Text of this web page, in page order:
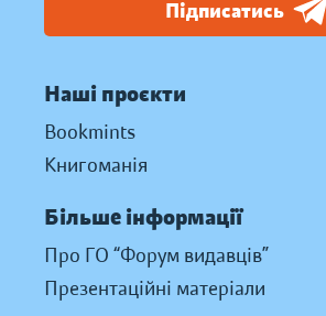
Підписатись
Наші проєкти
Bookmints
Книгоманія
Більше інформації
Про ГО “Форум видавців”
Презентаційні матеріали